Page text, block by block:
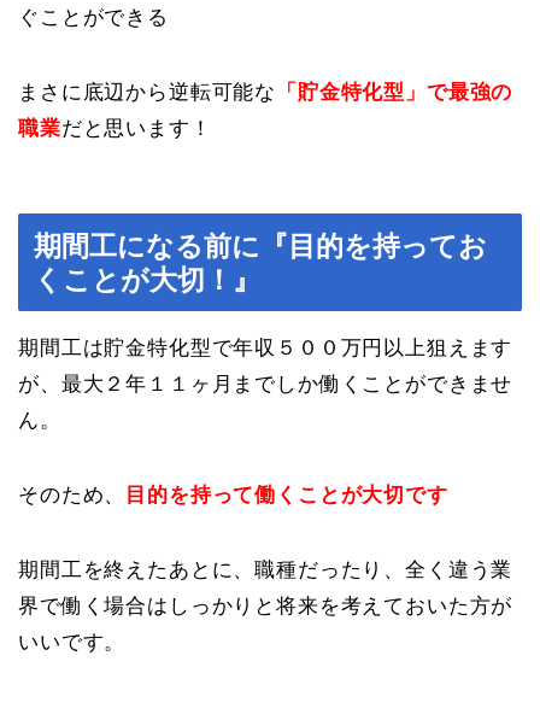
ぐことができる
まさに底辺から逆転可能な
「貯金特化型」で最強の
職業だと思います！
期間工になる前に『目的を持ってお
くことが大切！』
期間工は貯金特化型で年収５００万円以上狙えます
が、最大２年１１ヶ月までしか働くことができませ
ん。
そのため、 目的を持って働くことが大切です
期間工を終えたあとに、職種だったり、全く違う業
界で働く場合はしっかりと将来を考えておいた方が
いいです。